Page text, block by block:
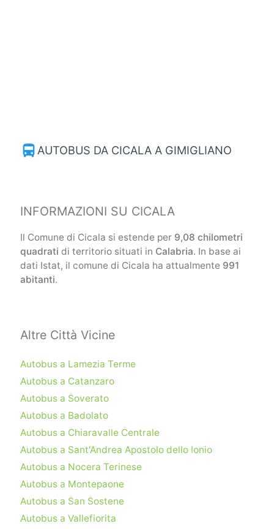
directions_bus AUTOBUS DA CICALA A GIMIGLIANO
INFORMAZIONI SU CICALA
Il Comune di Cicala si estende per 9,08 chilometri
quadrati di territorio situati in Calabria. In base ai
dati Istat, il comune di Cicala ha attualmente 991
abitanti.
Altre Città Vicine
Autobus a Lamezia Terme
Autobus a Catanzaro
Autobus a Soverato
Autobus a Badolato
Autobus a Chiaravalle Centrale
Autobus a Sant'Andrea Apostolo dello Ionio
Autobus a Nocera Terinese
Autobus a Montepaone
Autobus a San Sostene
Autobus a Vallefiorita